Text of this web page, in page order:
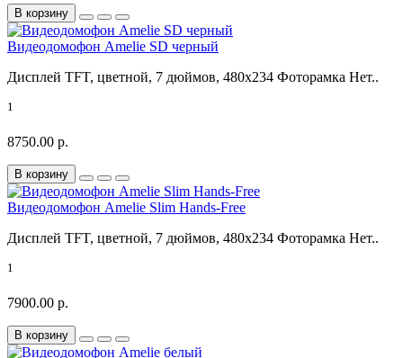
В корзину
Видеодомофон Amelie SD черный
Дисплей TFT, цветной, 7 дюймов, 480x234 Фоторамка Нет..
1
8750.00 р.
В корзину
Видеодомофон Amelie Slim Hands-Free
Дисплей TFT, цветной, 7 дюймов, 480x234 Фоторамка Нет..
1
7900.00 р.
В корзину